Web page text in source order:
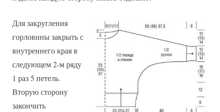
Для закругления
горловины закрыть с
внутреннего края в
следующем 2-м ряду
1 раз 5 петель.
Вторую сторону
закончить